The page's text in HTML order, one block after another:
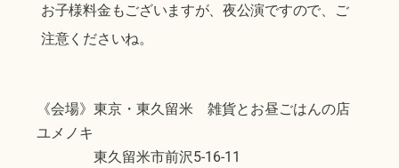
お子様料金もございますが、夜公演ですので、ご
注意くださいね。
《会場》東京・東久留米 雑貨とお昼ごはんの店
ユメノキ
東久留米市前沢5-16-11